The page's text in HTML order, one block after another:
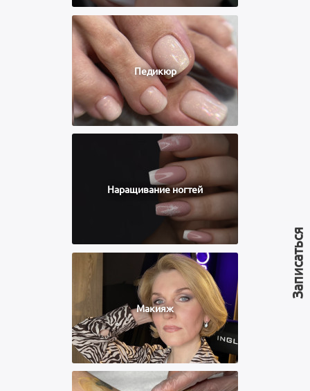
Педикюр
Наращивание ногтей
Макияж
Записаться